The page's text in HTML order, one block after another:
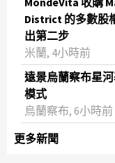
District 的多數股
出第二步
米蘭, 4小時前
遠景烏蘭察布星
模式
烏蘭察布, 6小時前
更多新聞